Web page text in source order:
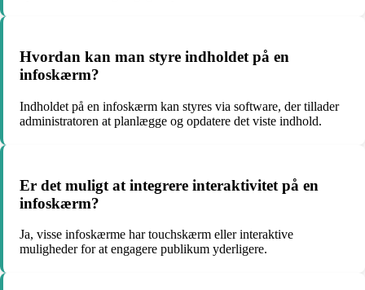
Hvordan kan man styre indholdet på en
infoskærm?
Indholdet på en infoskærm kan styres via software, der tillader
administratoren at planlægge og opdatere det viste indhold.
Er det muligt at integrere interaktivitet på en
infoskærm?
Ja, visse infoskærme har touchskærm eller interaktive
muligheder for at engagere publikum yderligere.